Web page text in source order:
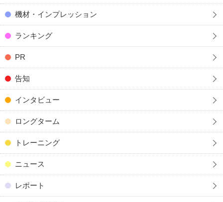
機材・インプレッション
ランキング
PR
告知
インタビュー
ロングターム
トレーニング
ニュース
レポート